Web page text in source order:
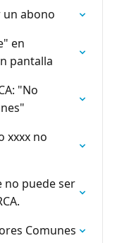
abono
en
pantalla
"No
xxxx no
no puede ser
Comunes